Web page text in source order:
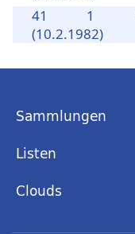
1
41
(10.2.1982)
Sammlungen
Listen
Clouds